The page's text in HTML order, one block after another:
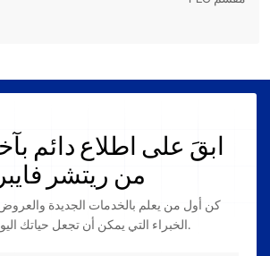
ابقَ على اطلاع دائم
من ريتشر فايبر
كن أول من يعلم بالخدمات الجديدة
الخبراء التي يمكن أن تجعل حياتك اليومية أسهل.